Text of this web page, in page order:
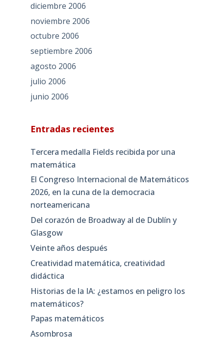
diciembre 2006
noviembre 2006
octubre 2006
septiembre 2006
agosto 2006
julio 2006
junio 2006
Entradas recientes
Tercera medalla Fields recibida por una
matemática
El Congreso Internacional de Matemáticos
2026, en la cuna de la democracia
norteamericana
Del corazón de Broadway al de Dublín y
Glasgow
Veinte años después
Creatividad matemática, creatividad
didáctica
Historias de la IA: ¿estamos en peligro los
matemáticos?
Papas matemáticos
Asombrosa